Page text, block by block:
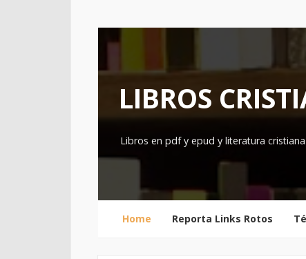
LIBROS
Libros en pdf y epud y literatura cristiana
Home Reporta Links Rotos